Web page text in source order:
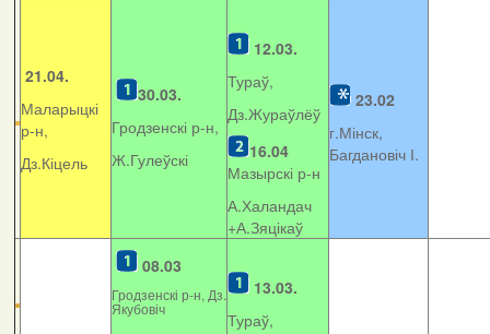
21.04.
Маларыцкі
р-н,
Дз.Кіцель
30.03.
Гродзенскі р-н,
Ж.Гулеўскі
12.03.
Тураў,
Дз.Жураўлёў
16.04
Мазырскі р-н
А.Халандач
+А.Зяцікаў
23.02
г.Мінск,
Багдановіч І.
08.03
Гродзенскі р-н, Дз.
Якубовіч
13.03.
Тураў,